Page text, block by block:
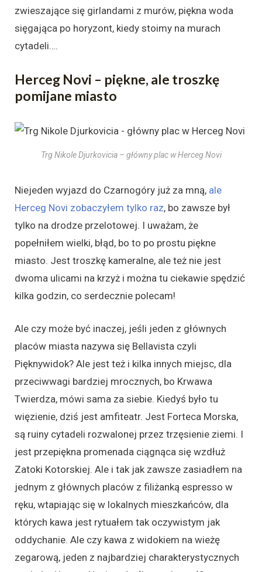
zwieszające się girlandami z murów, piękna woda
sięgająca po horyzont, kiedy stoimy na murach
cytadeli….
Herceg Novi – piękne, ale troszkę
pomijane miasto
Trg Nikole Djurkovicia – główny plac w Herceg Novi
Niejeden wyjazd do Czarnogóry już za mną, ale
Herceg Novi zobaczyłem tylko raz, bo zawsze był
tylko na drodze przelotowej. I uważam, że
popełniłem wielki, błąd, bo to po prostu piękne
miasto. Jest troszkę kameralne, ale też nie jest
dwoma ulicami na krzyż i można tu ciekawie spędzić
kilka godzin, co serdecznie polecam!
Ale czy może być inaczej, jeśli jeden z głównych
placów miasta nazywa się Bellavista czyli
Pięknywidok? Ale jest też i kilka innych miejsc, dla
przeciwwagi bardziej mrocznych, bo Krwawa
Twierdza, mówi sama za siebie. Kiedyś było tu
więzienie, dziś jest amfiteatr. Jest Forteca Morska,
są ruiny cytadeli rozwalonej przez trzęsienie ziemi. I
jest przepiękna promenada ciągnąca się wzdłuż
Zatoki Kotorskiej. Ale i tak jak zawsze zasiadłem na
jednym z głównych placów z filiżanką espresso w
ręku, wtapiając się w lokalnych mieszkańców, dla
których kawa jest rytuałem tak oczywistym jak
oddychanie. Ale czy kawa z widokiem na wieżę
zegarową, jeden z najbardziej charakterystycznych